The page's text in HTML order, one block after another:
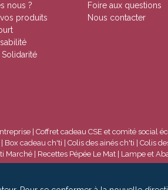
nous ?
produits
Solidarité
Foire aux questions
Nous contacter
Coffret cadeau CSE et comité social
Box cadeau ch'ti Colis des ainés ch'ti Colis
Marché Recettes Pépée Le Mat Lampe et